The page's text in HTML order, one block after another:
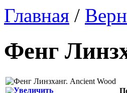
Главная /
Фенг
Увеличить